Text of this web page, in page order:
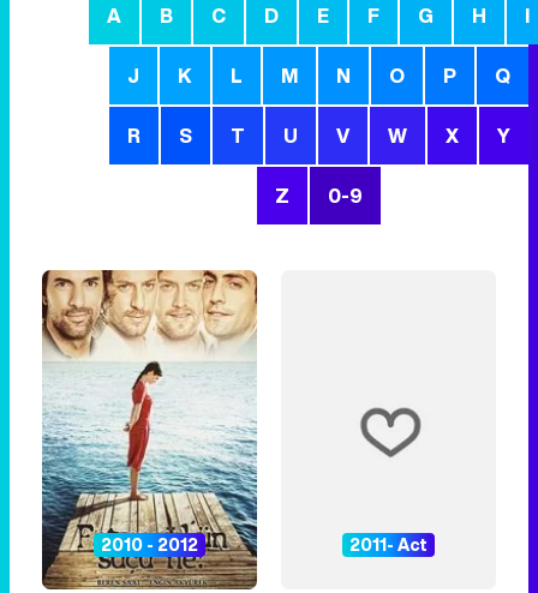
A B C D E F G H I
J K L M N O P Q
R S T U V W X Y
Z 0-9
2010 - 2012 2011- Act